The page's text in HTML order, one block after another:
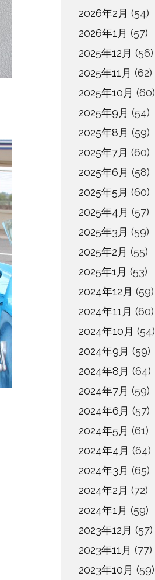
2026年2月 (54)
2026年1月 (57)
2025年12月 (56)
2025年11月 (62)
2025年10月 (60)
2025年9月 (54)
2025年8月 (59)
2025年7月 (60)
2025年6月 (58)
2025年5月 (60)
2025年4月 (57)
2025年3月 (59)
2025年2月 (55)
2025年1月 (53)
2024年12月 (59)
2024年11月 (60)
2024年10月 (54)
2024年9月 (59)
2024年8月 (64)
2024年7月 (59)
2024年6月 (57)
2024年5月 (61)
2024年4月 (64)
2024年3月 (65)
2024年2月 (72)
2024年1月 (59)
2023年12月 (57)
2023年11月 (77)
2023年10月 (59)